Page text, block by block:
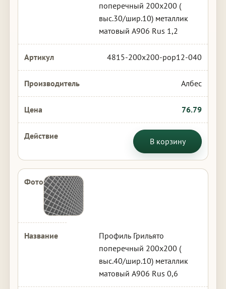
поперечный 200х200 (
выс.30/шир.10) металлик
матовый А906 Rus 1,2
4815-200x200-pop12-040
Албес
76.79
В корзину
Профиль Грильято
поперечный 200х200 (
выс.40/шир.10) металлик
матовый А906 Rus 0,6